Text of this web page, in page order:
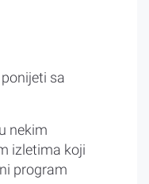
sa
nekim
izletima koji
program